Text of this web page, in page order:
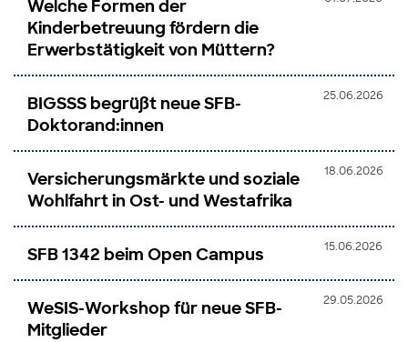
Welche Formen der
Kinderbetreuung fördern die
Erwerbstätigkeit von Müttern?
25.06.2026
BIGSSS begrüßt neue SFB-
Doktorand:innen
18.06.2026
Versicherungsmärkte und soziale
Wohlfahrt in Ost- und Westafrika
15.06.2026
SFB 1342 beim Open Campus
29.05.2026
WeSIS-Workshop für neue SFB-
Mitglieder